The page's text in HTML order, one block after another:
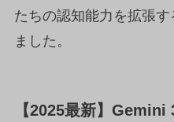
たちの認知能力を拡張
ました。
【2025最新】